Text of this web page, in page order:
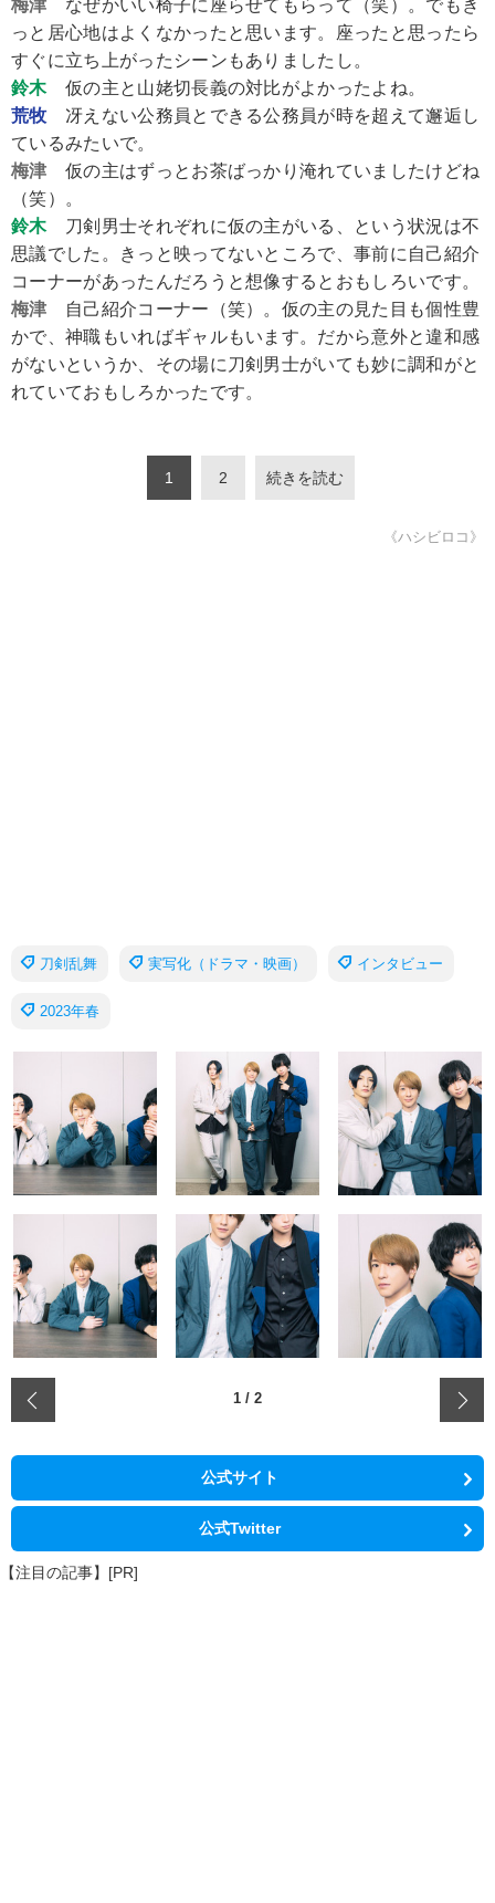
梅津 なぜかいい椅子に座らせてもらって（笑）。でもき
っと居心地はよくなかったと思います。座ったと思ったら
すぐに立ち上がったシーンもありましたし。
鈴木仮の主と山姥切長義の対比がよかったよね。
荒牧冴えない公務員とできる公務員が時を超えて邂逅し
ているみたいで。
梅津 仮の主はずっとお茶ばっかり淹れていましたけどね
（笑）。
鈴木刀剣男士それぞれに仮の主がいる、という状況は不
思議でした。きっと映ってないところで、事前に自己紹介
コーナーがあったんだろうと想像するとおもしろいです。
梅津 自己紹介コーナー（笑）。仮の主の見た目も個性豊
かで、神職もいればギャルもいます。だから意外と違和感
がないというか、その場に刀剣男士がいても妙に調和がと
れていておもしろかったです。
1 2 続きを読む
《ハシビロコ》
刀剣乱舞 実写化（ドラマ・映画） インタビュー
2023年春
1 / 2
公式サイト
公式Twitter
【注目の記事】[PR]